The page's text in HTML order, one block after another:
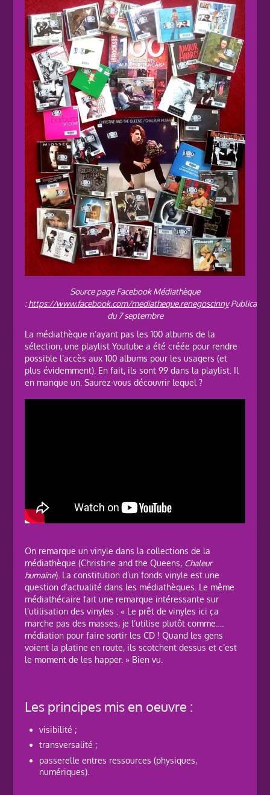
Source page Facebook Médiathèque
:https://www.facebook.com/mediatheque.renegoscinny
du 7 septembre
La médiathèque n’ayant pas les 100 albums de la
sélection, une playlist Youtube a été créée pour rendre
possible l’accès aux 100 albums pour les usagers (et
plus évidemment). En fait, ils sont 99 dans la playlist. Il
en manque un. Saurez-vous découvrir lequel ?
On remarque un vinyle dans la collections de la
médiathèque (Christine and the Queens, Chaleur
humaine). La constitution d’un fonds vinyle est une
question d’actualité dans les médiathèques. Le même
médiathécaire fait une remarque intéressante sur
l’utilisation des vinyles : « Le prêt de vinyles ici ça
marche pas des masses, je l’utilise plutôt comme….
médiation pour faire sortir les CD ! Quand les gens
voient la platine en route, ils scotchent dessus et c’est
le moment de les happer. » Bien vu.
Les principes mis en oeuvre :
visibilité ;
transversalité ;
passerelle entres ressources (physiques,
numériques).